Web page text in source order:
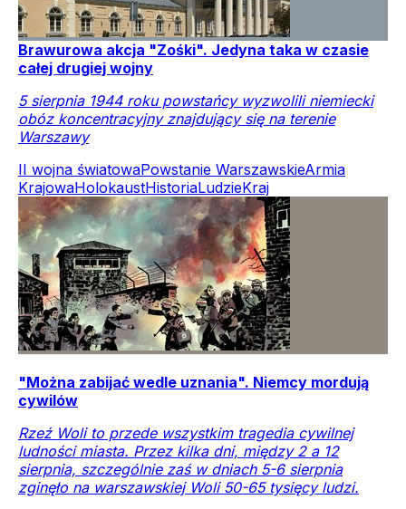
Brawurowa akcja "Zośki". Jedyna taka w czasie
całej drugiej wojny
5 sierpnia 1944 roku powstańcy wyzwolili niemiecki
obóz koncentracyjny znajdujący się na terenie
Warszawy
II wojna światowaPowstanie WarszawskieArmia
KrajowaHolokaustHistoriaLudzieKraj
"Można zabijać wedle uznania". Niemcy mordują
cywilów
Rzeź Woli to przede wszystkim tragedia cywilnej
ludności miasta. Przez kilka dni, między 2 a 12
sierpnia, szczególnie zaś w dniach 5-6 sierpnia
zginęło na warszawskiej Woli 50-65 tysięcy ludzi.